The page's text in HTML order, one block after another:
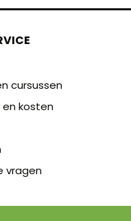
cursussen
kosten
vragen